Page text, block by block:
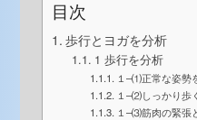
目次
歩行とヨガを分析
1 歩行を分析
１–⑴正常な姿勢
１–⑵しっかり歩
１–⑶筋肉の緊張